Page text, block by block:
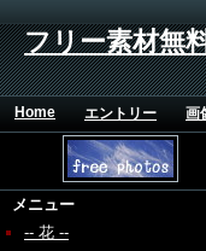
フリー素材無
Home エントリー 画
メニュー
-- 花 --